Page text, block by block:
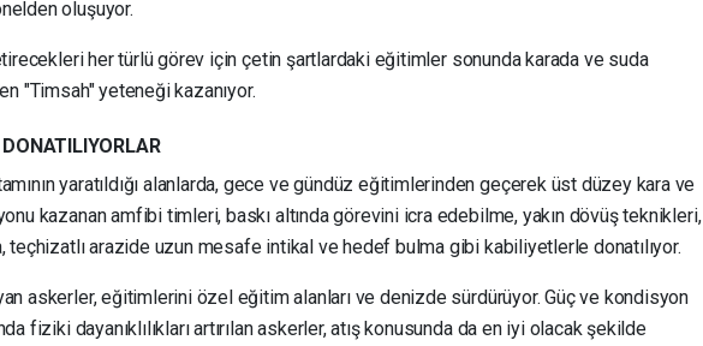
oluşuyor.
her türlü görev için çetin şartlardaki eğitimler sonunda karada ve suda
"Timsah" yeteneği kazanıyor.
yaratıldığı alanlarda, gece ve gündüz eğitimlerinden geçerek üst düzey kara ve
kazanan amfibi timleri, baskı altında görevini icra edebilme, yakın dövüş teknikleri,
teçhizatlı arazide uzun mesafe intikal ve hedef bulma gibi kabiliyetlerle donatılıyor.
askerler, eğitimlerini özel eğitim alanları ve denizde sürdürüyor. Güç ve kondisyon
fiziki dayanıklılıkları artırılan askerler, atış konusunda da en iyi olacak şekilde